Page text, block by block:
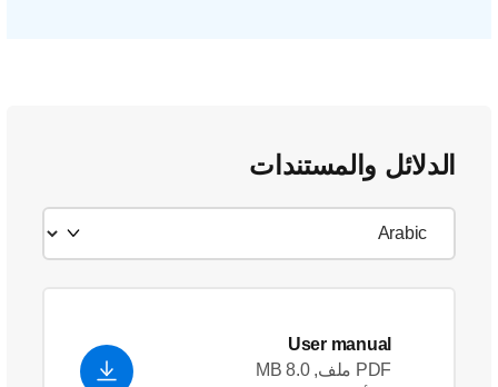
الدلائل والمستندات
User manual
PDF ملف, 8.0 MB